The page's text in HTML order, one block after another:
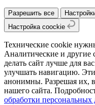
Разрешить все
Настройка coockie
Технические cookie
Аналитические и
делать сайт лучше для
улучшать навигацию.
анонимны. Разрешая их,
нашего сайта.
обработки персональных